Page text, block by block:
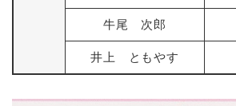
牛尾 次郎
井上 ともやす